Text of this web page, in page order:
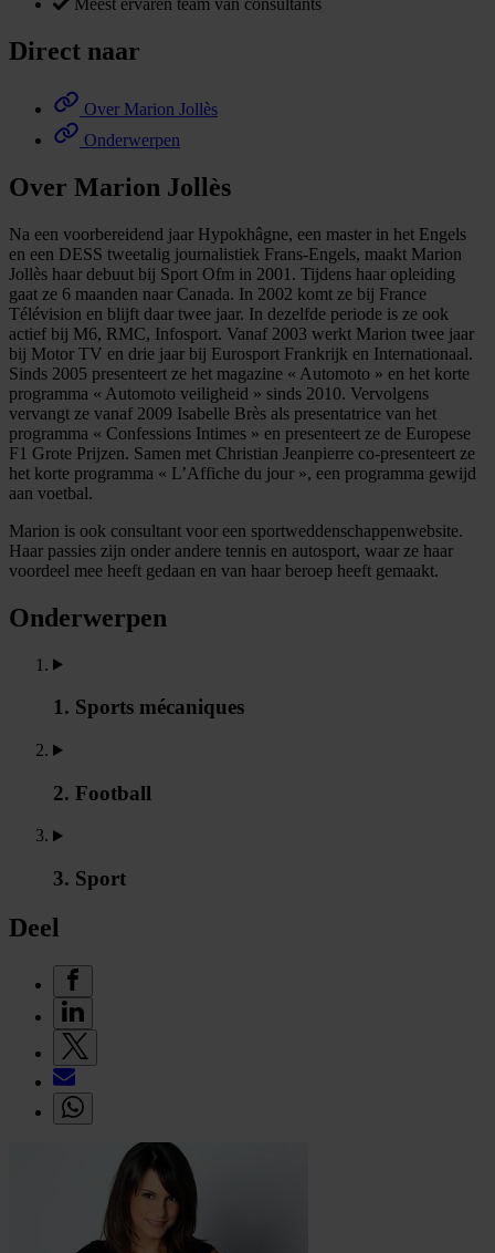
Meest ervaren team van consultants
Direct naar
Over Marion Jollès
Onderwerpen
Over Marion Jollès
Na een voorbereidend jaar Hypokhâgne, een master in het Engels
en een DESS tweetalig journalistiek Frans-Engels, maakt Marion
Jollès haar debuut bij Sport Ofm in 2001. Tijdens haar opleiding
gaat ze 6 maanden naar Canada. In 2002 komt ze bij France
Télévision en blijft daar twee jaar. In dezelfde periode is ze ook
actief bij M6, RMC, Infosport. Vanaf 2003 werkt Marion twee jaar
bij Motor TV en drie jaar bij Eurosport Frankrijk en Internationaal.
Sinds 2005 presenteert ze het magazine « Automoto » en het korte
programma « Automoto veiligheid » sinds 2010. Vervolgens
vervangt ze vanaf 2009 Isabelle Brès als presentatrice van het
programma « Confessions Intimes » en presenteert ze de Europese
F1 Grote Prijzen. Samen met Christian Jeanpierre co-presenteert ze
het korte programma « L’Affiche du jour », een programma gewijd
aan voetbal.
Marion is ook consultant voor een sportweddenschappenwebsite.
Haar passies zijn onder andere tennis en autosport, waar ze haar
voordeel mee heeft gedaan en van haar beroep heeft gemaakt.
Onderwerpen
1. Sports mécaniques
2. Football
3. Sport
Deel